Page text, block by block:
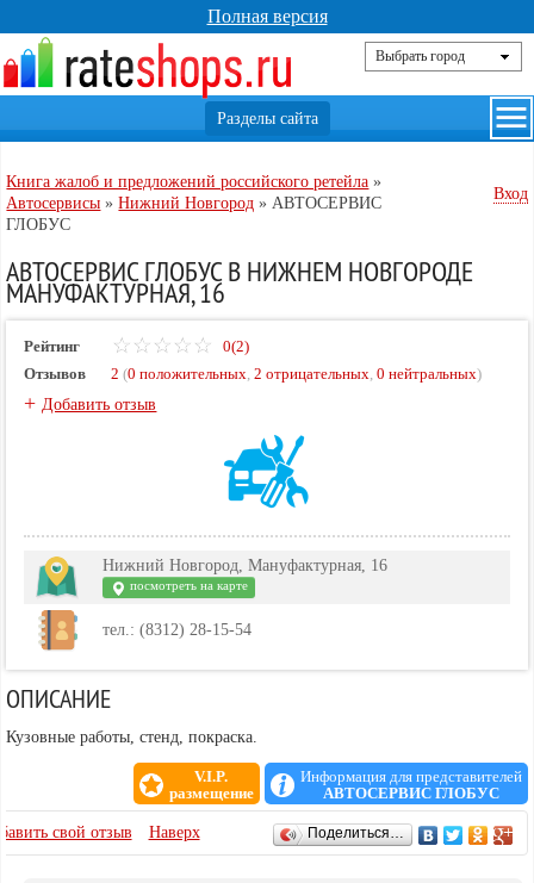
Полная версия
Книга жалоб и предложений российского ретейла »
Автосервисы »Нижний Новгород »АВТОСЕРВИС
ГЛОБУС
Вход
АВТОСЕРВИС ГЛОБУС В НИЖНЕМ НОВГОРОДЕ
МАНУФАКТУРНАЯ, 16
Рейтинг
0(2)
Отзывов
2 (0 положительных,2 отрицательных,0 нейтральных)
+Добавить отзыв
Нижний Новгород, Мануфактурная, 16
посмотреть на карте
тел.: (8312) 28-15-54
ОПИСАНИЕ
Кузовные работы, стенд, покраска.
V.I.P.
размещение
Информация для представителей
АВТОСЕРВИС ГЛОБУС
ОТЗЫВЫсвой отзыв Наверх Поделиться…